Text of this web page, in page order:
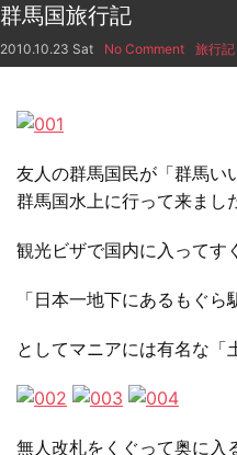
群馬国旅行記
2010.10.23 Sat No Comment 旅行記
友人の群馬国民が「群馬い
群馬国水上に行って来まし
観光ビザで国内に入ってす
「日本一地下にあるもぐら
としてマニアには有名な「
無人改札をくぐって奥に入